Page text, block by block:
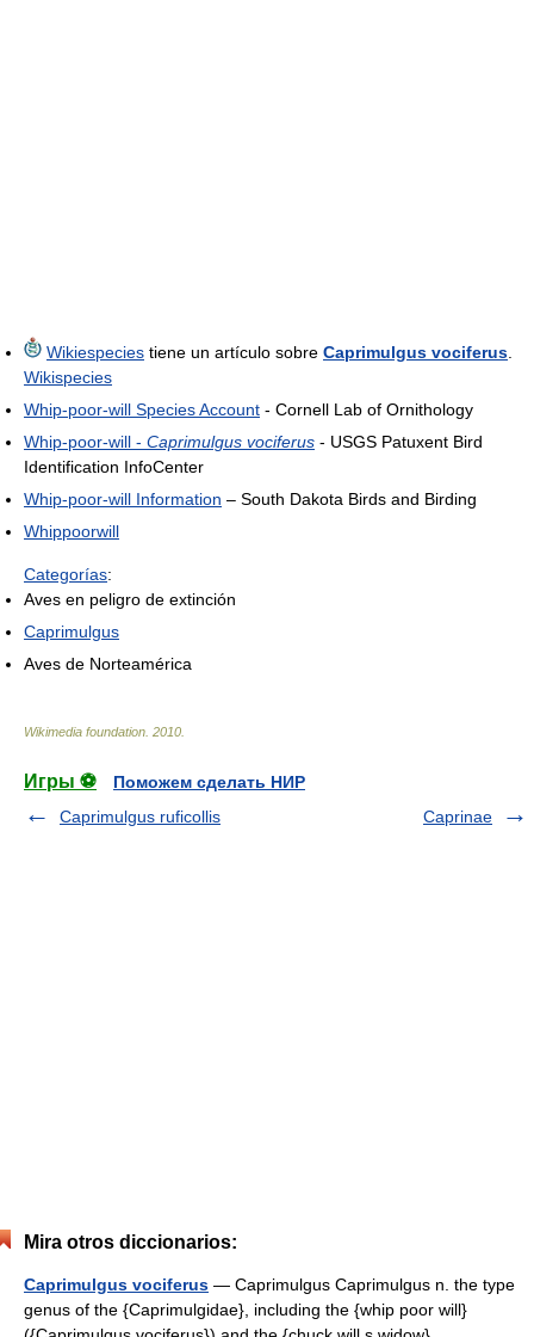
Wikiespecies tiene un artículo sobre Caprimulgus vociferus
Wikispecies
Whip-poor-will Species Account - Cornell Lab of Ornithology
Whip-poor-will - Caprimulgus vociferus - USGS Patuxent Bird
Identification InfoCenter
Whip-poor-will Information – South Dakota Birds and Birding
Whippoorwill
Categorías:
Aves en peligro de extinción
Caprimulgus
Aves de Norteamérica
Wikimedia foundation 2010
Игры ⚽
Поможем сделать НИР
Caprimulgus ruficollis
Caprinae
Mira otros diccionarios:
Caprimulgus vociferus — Caprimulgus Caprimulgus n. the type
genus of the {Caprimulgidae}, including the {whip poor will}